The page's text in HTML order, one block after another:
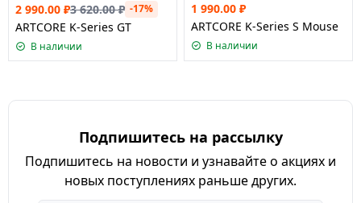
2 990.00 ₽3 620.00₽ -17%
ARTCORE K-Series GT
В наличии
1 990.00 ₽
ARTCORE K-Series S Mouse
В наличии
Подпишитесь на рассылку
Подпишитесь на новости и узнавайте о акциях и
новых поступлениях раньше других.